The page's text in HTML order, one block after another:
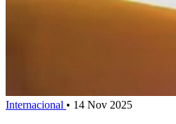
Internacional • 14 Nov 2025